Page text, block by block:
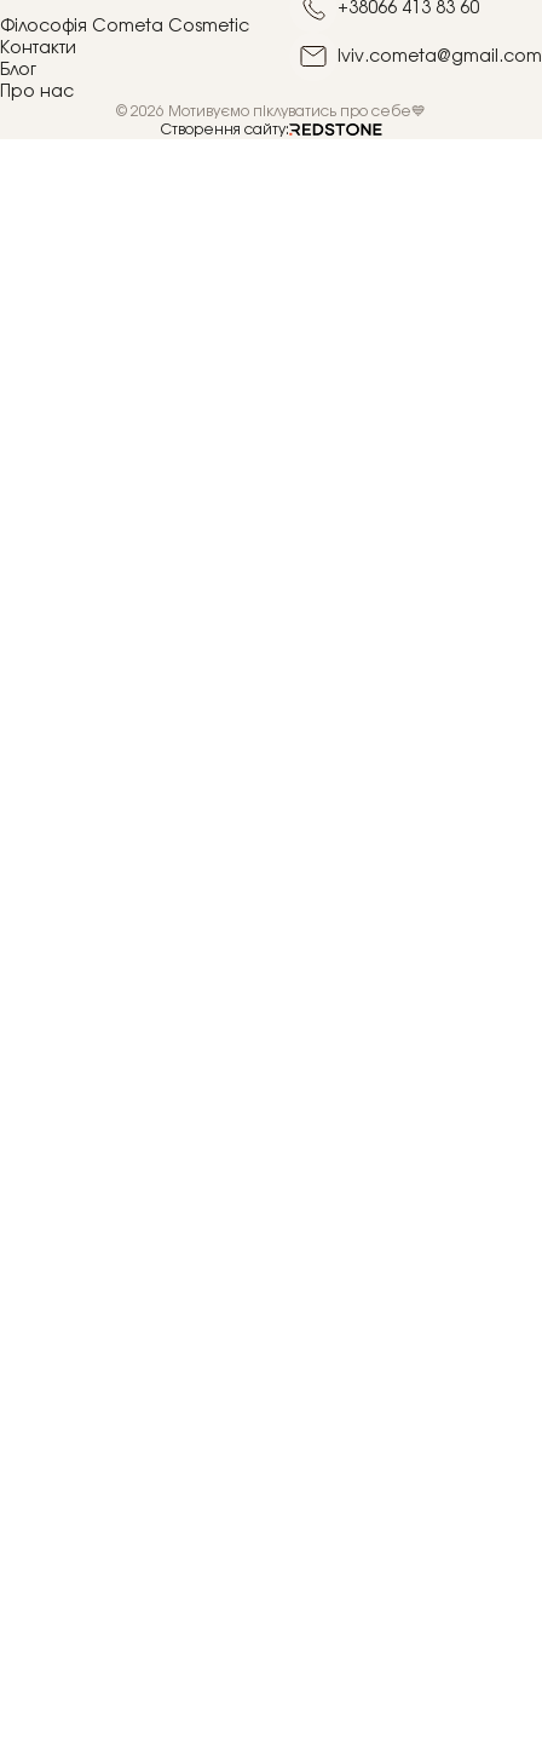
Філософія Cometa Cosmetic
Контакти
Блог
Про нас
+38066 413 83 60
lviv.cometa@gmail.com
© 2026 Мотивуємо піклуватись про себе💙
Створення сайту: